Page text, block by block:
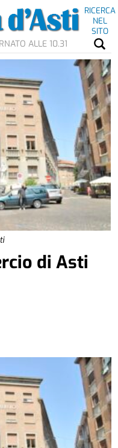
RICERCA
NEL
SITO
ALLE 10.31
di Asti